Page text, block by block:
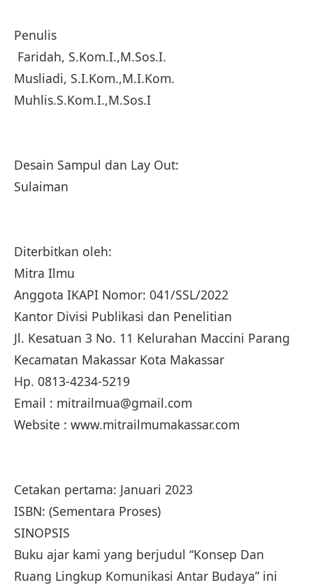
Penulis
Faridah, S.Kom.I.,M.Sos.I.
Musliadi, S.I.Kom.,M.I.Kom.
Muhlis.S.Kom.I.,M.Sos.I
Desain Sampul dan Lay Out:
Sulaiman
Diterbitkan oleh:
Mitra Ilmu
Anggota IKAPI Nomor: 041/SSL/2022
Kantor Divisi Publikasi dan Penelitian
Jl. Kesatuan 3 No. 11 Kelurahan Maccini Parang
Kecamatan Makassar Kota Makassar
Hp. 0813-4234-5219
Email : mitrailmua@gmail.com
Website : www.mitrailmumakassar.com
Cetakan pertama: Januari 2023
ISBN: (Sementara Proses)
SINOPSIS
Buku ajar kami yang berjudul “Konsep Dan
Ruang Lingkup Komunikasi Antar Budaya” ini